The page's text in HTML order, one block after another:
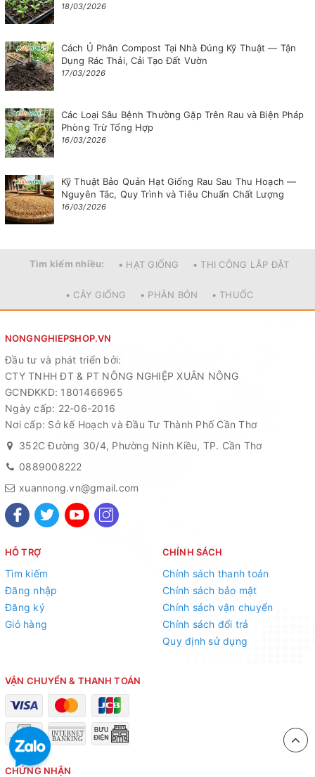
18/03/2026
Cách Ủ Phân Compost Tại Nhà Đúng Kỹ Thuật — Tận
Dụng Rác Thải, Cải Tạo Đất Vườn
17/03/2026
Các Loại Sâu Bệnh Thường Gặp Trên Rau và Biện Pháp
Phòng Trừ Tổng Hợp
16/03/2026
Kỹ Thuật Bảo Quản Hạt Giống Rau Sau Thu Hoạch —
Nguyên Tắc, Quy Trình và Tiêu Chuẩn Chất Lượng
16/03/2026
Tìm kiếm nhiều: • HẠT GIỐNG • THI CÔNG LẮP ĐẶT
• CÂY GIỐNG • PHÂN BÓN • THUỐC
NONGNGHIEPSHOP.VN
Đầu tư và phát triển bởi:
CTY TNHH ĐT & PT NÔNG NGHIỆP XUÂN NÔNG
GCNĐKKD: 1801466965
Ngày cấp: 22-06-2016
Nơi cấp: Sở kế Hoạch và Đầu Tư Thành Phố Cần Thơ
352C Đường 30/4, Phường Ninh Kiều, TP. Cần Thơ
0889008222
xuannong.vn@gmail.com
HỖ TRỢ
Tìm kiếm
Đăng nhập
Đăng ký
Giỏ hàng
CHÍNH SÁCH
Chính sách thanh toán
Chính sách bảo mật
Chính sách vận chuyển
Chính sách đổi trả
Quy định sử dụng
VẬN CHUYỂN & THANH TOÁN
CHỨNG NHẬN